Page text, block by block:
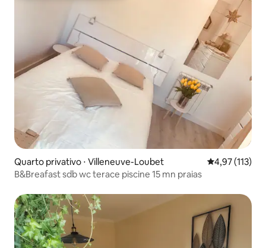
Quarto privativo ⋅ Villeneuve-Loubet 4,97 de uma
4,97 (113)
B&Breafast sdb wc terace piscine 15 mn praias